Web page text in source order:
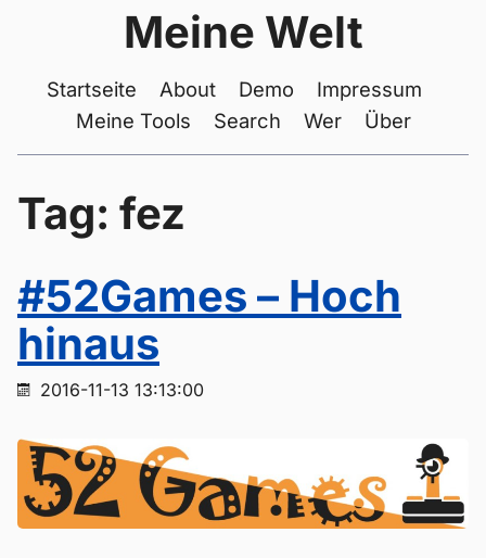
Meine Welt
Startseite About Demo
Impressum
Meine Tools
Search Wer Über
Tag: fez
#52Games – Hoch
hinaus
2016-11-13 13:13:00